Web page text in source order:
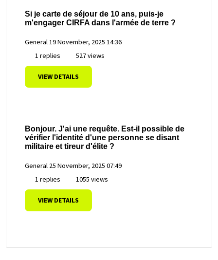
Si je carte de séjour de 10 ans, puis-je
m'engager CIRFA dans l'armée de terre ?
General19 November, 2025 14:36
1 replies
527 views
VIEW DETAILS
Bonjour. J'ai une requête. Est-il possible de
vérifier l'identité d'une personne se disant
militaire et tireur d'élite ?
General 25 November, 2025 07:49
1 replies
1055 views
VIEW DETAILS